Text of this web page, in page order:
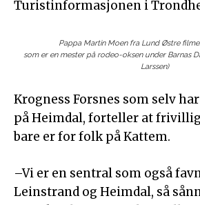
Turistinformasjonen i
Pappa Martin Moen fra Lund Østre
som er en mester på rodeo-oksen under Barnas
Larssen)
Krogness Forsnes som selv har
på Heimdal, forteller at
bare er for folk på Kattem.
–Vi er en sentral som også
Leinstrand og Heimdal, så